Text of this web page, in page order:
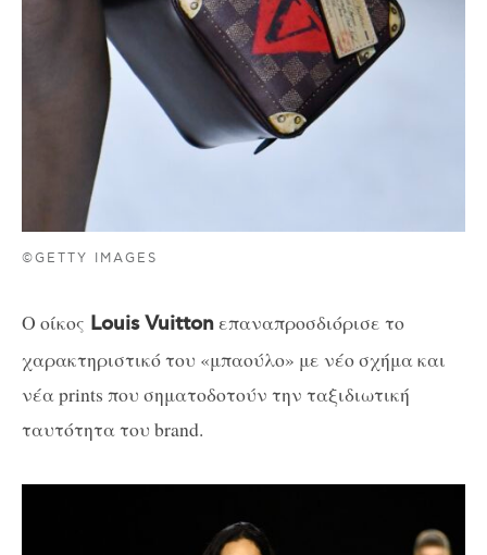
©GETTY IMAGES
Ο οίκος Louis Vuittonεπαναπροσδιόρισε το
χαρακτηριστικό του «μπαούλο» με νέο σχήμα και
νέα prints που σηματοδοτούν την ταξιδιωτική
ταυτότητα του brand.